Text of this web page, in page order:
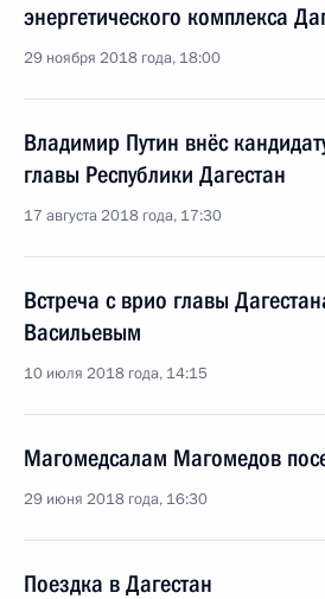
энергетического комплекса
29 ноября 2018 года, 18:00
Владимир Путин внёс
главы Республики Дагестан
17 августа 2018 года, 17:30
Встреча с врио главы
Васильевым
10 июля 2018 года, 14:15
Магомедсалам Магомедов
29 июня 2018 года, 16:30
Поездка в Дагестан